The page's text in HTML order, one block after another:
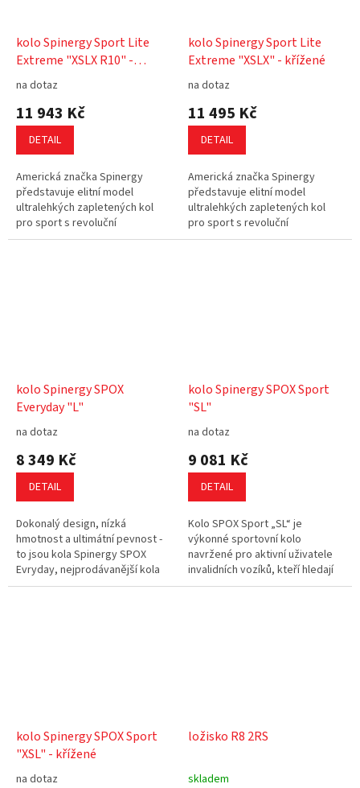
kolo Spinergy Sport Lite
Extreme "XSLX R10" -
křížené
na dotaz
11 943 Kč
DETAIL
Americká značka Spinergy
představuje elitní model
ultralehkých zapletených kol
pro sport s revoluční
technologií: "Lanka místo drátu".
kolo Spinergy Sport Lite
Extreme "XSLX" - křížené
na dotaz
11 495 Kč
DETAIL
Americká značka Spinergy
představuje elitní model
ultralehkých zapletených kol
pro sport s revoluční
technologií: "Lanka místo drátu".
kolo Spinergy SPOX
Everyday "L"
na dotaz
8 349 Kč
DETAIL
Dokonalý design, nízká
hmotnost a ultimátní pevnost -
to jsou kola Spinergy SPOX
Evryday, nejprodávanější kola
pro každodenní použití. Kola
kolo Spinergy SPOX Sport
"SL"
na dotaz
9 081 Kč
DETAIL
Kolo SPOX Sport „SL“ je
výkonné sportovní kolo
navržené pro aktivní uživatele
invalidních vozíků, kteří hledají
spolehlivost, nízkou hmotnost a
kolo Spinergy SPOX Sport
"XSL" - křížené
na dotaz
ložisko R8 2RS
skladem